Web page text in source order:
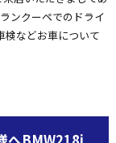
ンクーペでのドライ
などお車について